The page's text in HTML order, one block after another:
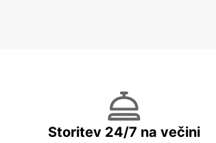
Storitev 24/7 na večini